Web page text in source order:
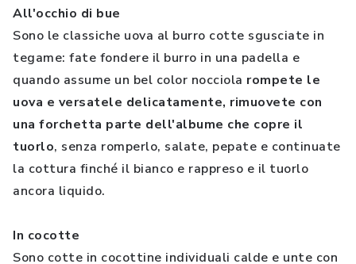
All'occhio di bue
Sono le classiche uova al burro cotte sgusciate in
tegame: fate fondere il burro in una padella e
quando assume un bel color nocciola rompete le
uova e versatele delicatamente, rimuovete con
una forchetta parte dell'albume che copre il
tuorlo, senza romperlo, salate, pepate e continuate
la cottura finché il bianco e rappreso e il tuorlo
ancora liquido.
In cocotte
Sono cotte in cocottine individuali calde e unte con